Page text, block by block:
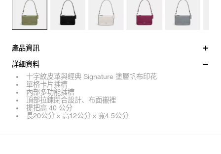
產品資訊
詳細資料
十字紋皮革與經典 Signature 塗層帆布印花
單格卡片插槽
內部多功能插槽
頂部拉鍊閉合設計、布面襯裡
提把高 40 公分
長20公分 x 高12公分 x 寬4.5公分